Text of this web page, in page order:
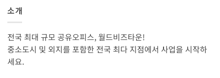
소개
전국 최대 규모 공유오피스, 월드비즈타운!
중소도시 및 외지를 포함한 전국 최다 지점에서 사업을 시작하
세요.